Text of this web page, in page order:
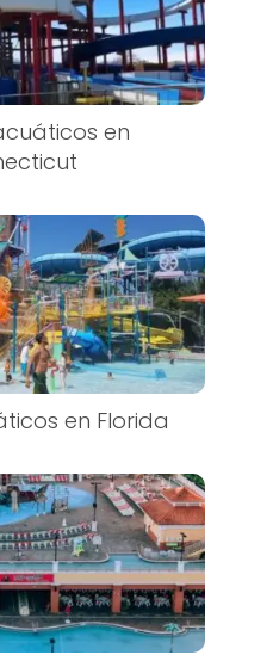
en
en Florida